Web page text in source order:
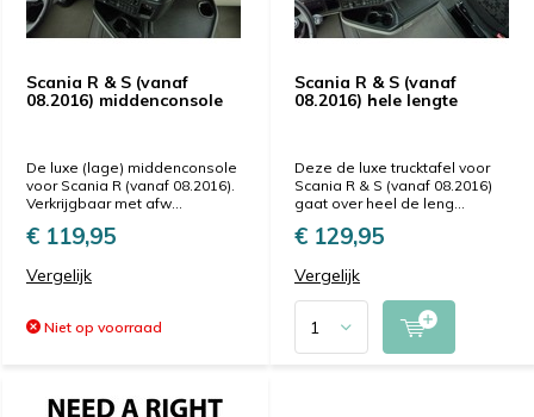
Scania R & S (vanaf
08.2016) middenconsole
De luxe (lage) middenconsole
voor Scania R (vanaf 08.2016).
Verkrijgbaar met afw...
€ 119,95
Vergelijk
Niet op voorraad
Scania R & S (vanaf
08.2016) hele lengte
Deze de luxe trucktafel voor
Scania R & S (vanaf 08.2016)
gaat over heel de leng...
€ 129,95
Vergelijk